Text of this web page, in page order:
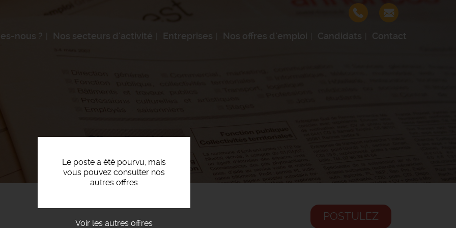
nous ? Nos secteurs d'activité Entreprises Nos offres d'emploi Candidats Contact
Le poste a été pourvu, mais
vous pouvez consulter nos
autres offres
Voir les autres offres
POSTULEZ